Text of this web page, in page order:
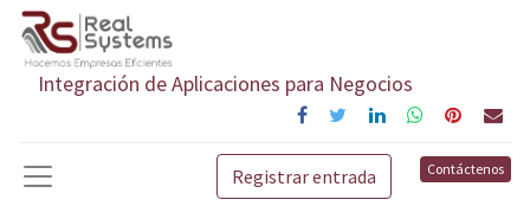
Integración de Aplicaciones para Negocios
Registrar entrada Contáctenos